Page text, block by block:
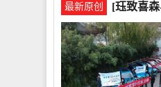
最新原创 [珏致喜